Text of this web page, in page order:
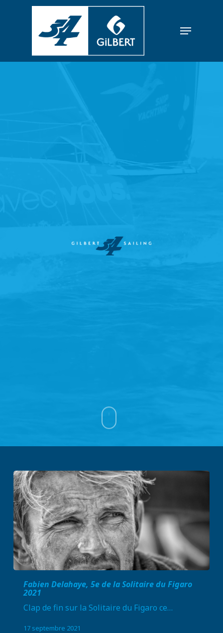
Fabien Delahaye, 5e de la Solitaire du Figaro
2021
Clap de fin sur la Solitaire du Figaro ce…
17 septembre 2021